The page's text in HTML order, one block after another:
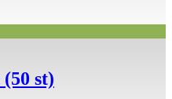
st)